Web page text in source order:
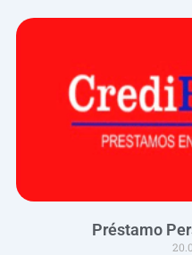
Préstamo